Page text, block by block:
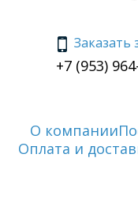
Заказать
+7 (953)
О компании
Оплата и